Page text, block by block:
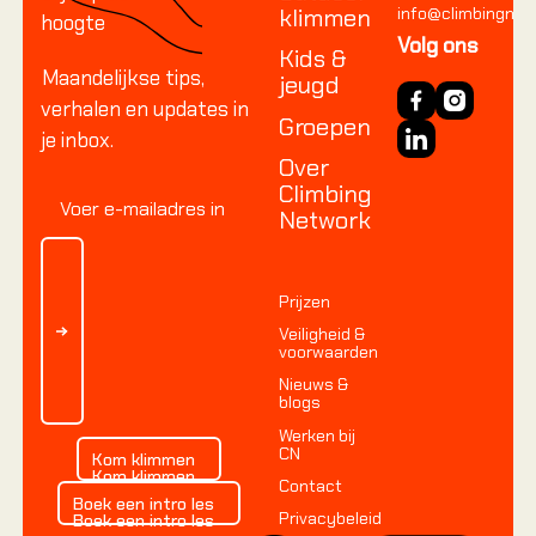
Single
hoogte
Maandelijkse tips,
verhalen en updates in
je inbox.
Kom klimmen
Kom klimmen
Kom klimmen
Boek een intro les
Boek een intro les
Boek een intro les
klimmen
Kids &
jeugd
Groepen
Over
Climbing
Network
Volg ons
Prijzen
Veiligheid &
voorwaarden
Nieuws &
blogs
Werken bij
CN
Contact
Privacybeleid